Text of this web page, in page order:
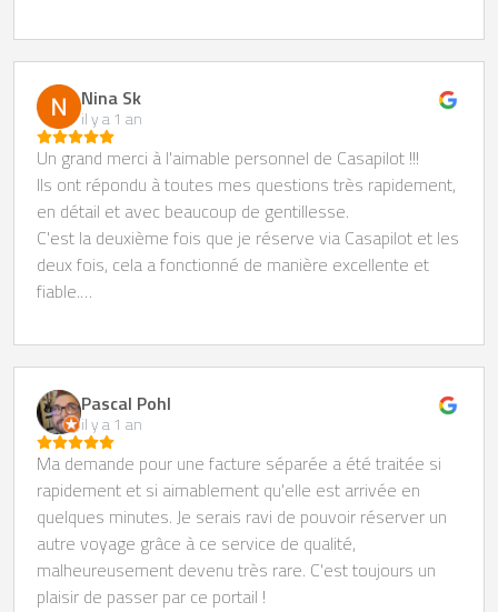
Nina Sk
il y a 1 an
Un grand merci à l'aimable personnel de Casapilot !!!
Ils ont répondu à toutes mes questions très rapidement,
en détail et avec beaucoup de gentillesse.
C'est la deuxième fois que je réserve via Casapilot et les
deux fois, cela a fonctionné de manière excellente et
fiable.
conscience !!!
Pascal Pohl
il y a 1 an
Ma demande pour une facture séparée a été traitée si
rapidement et si aimablement qu'elle est arrivée en
quelques minutes. Je serais ravi de pouvoir réserver un
autre voyage grâce à ce service de qualité,
malheureusement devenu très rare. C'est toujours un
plaisir de passer par ce portail !